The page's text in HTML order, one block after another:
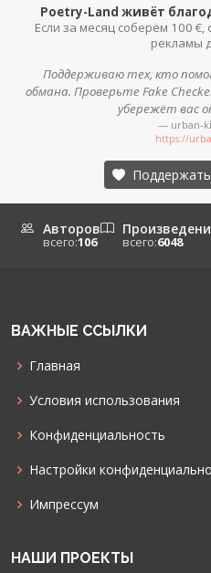
Poetry-Land живёт
Если за месяц соберём 100
рекламы
Поддерживаю тех, кто
обмана. Проверьте Fake
убережёт вас
— urban-
https://
Тестовое пожертвование,
работы системы
— Пример
https://
Поддержать
Авторов
всего:106 всего:6048
ВАЖНЫЕ ССЫЛКИ
Главная
Условия использования
Конфиденциальность
Настройки
Импрессум
НАШИ ПРОЕКТЫ